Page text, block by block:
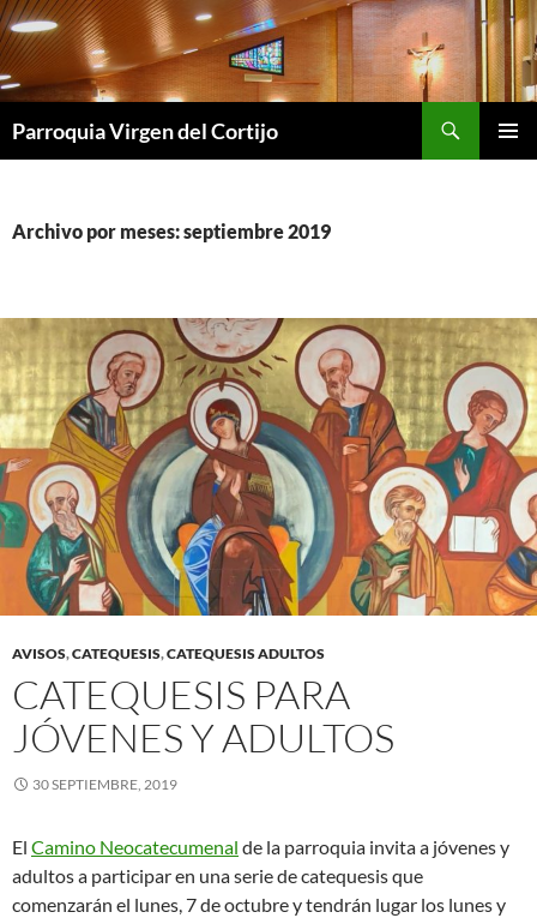
Saltar
al
contenido
Parroquia Virgen del Cortijo
Archivo por meses: septiembre 2019
AVISOS,CATEQUESIS,CATEQUESIS ADULTOS
CATEQUESIS PARA
JÓVENES Y ADULTOS
30 SEPTIEMBRE, 2019
El Camino Neocatecumenal de la parroquia invita a jóvenes y
adultos a participar en una serie de catequesis que
comenzarán el lunes, 7 de octubre y tendrán lugar los lunes y